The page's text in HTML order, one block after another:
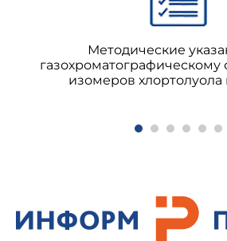
Методические
изомеров хлортолуола